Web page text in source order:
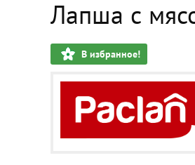
Лапша с
В избранное!